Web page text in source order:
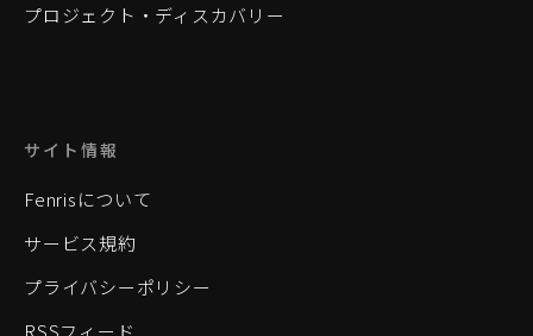
プロジェクト・ディスカバリー
サイト情報
Fenrisについて
サービス規約
プライバシーポリシー
RSSフィード